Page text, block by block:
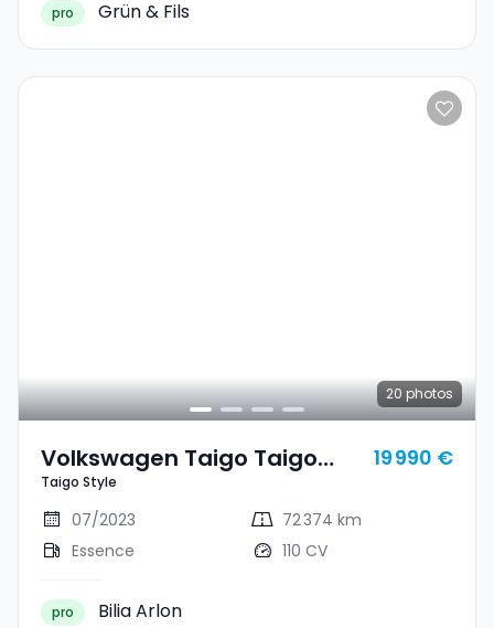
pro Grün & Fils
20 photos
Volkswagen Taigo Taigo
Style
Taigo Style
19 990 €
07/2023
72 374 km
Essence
110 CV
pro Bilia Arlon